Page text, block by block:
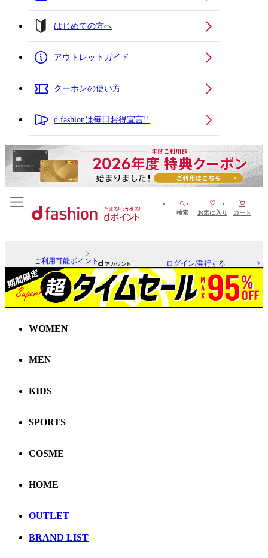
はじめての方へ
アウトレットガイド
クーポンの使い方
d fashionは毎日お得宣言!!
検索 お気に入り カート
ご利用可能ポイント ログイン/発行する
WOMEN
MEN
KIDS
SPORTS
COSME
HOME
OUTLET
BRAND LIST